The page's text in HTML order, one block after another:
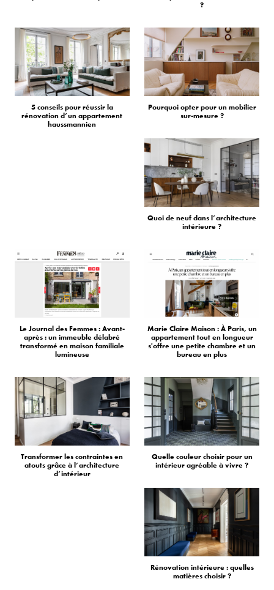
?
5 conseils pour réussir la
rénovation d’un appartement
haussmannien
Pourquoi opter pour un mobilier
sur-mesure ?
Quoi de neuf dans l’architecture
intérieure ?
Le Journal des Femmes : Avant-
après : un immeuble délabré
transformé en maison familiale
lumineuse
Marie Claire Maison : À Paris, un
appartement tout en longueur
s'offre une petite chambre et un
bureau en plus
Transformer les contraintes en
atouts grâce à l’architecture
d’intérieur
Quelle couleur choisir pour un
intérieur agréable à vivre ?
Rénovation intérieure : quelles
matières choisir ?